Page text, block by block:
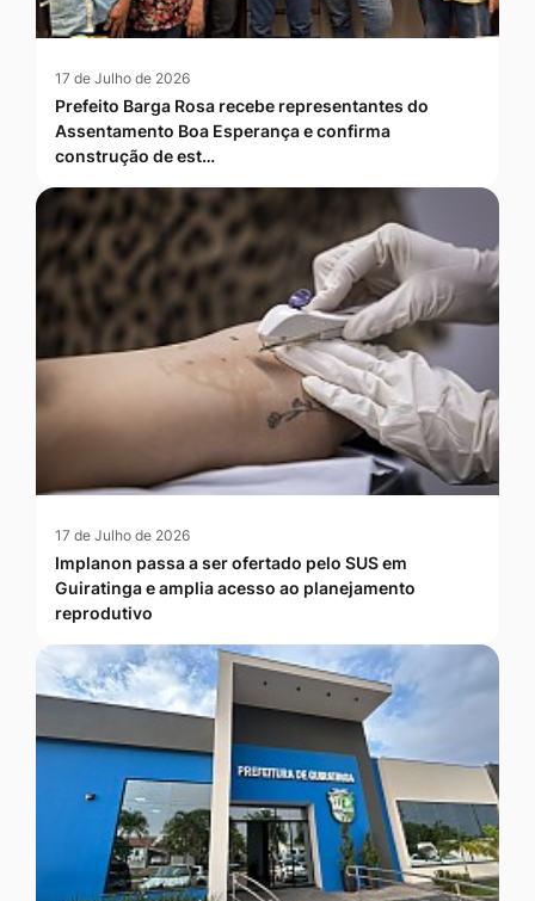
17 de Julho de 2026
Prefeito Barga Rosa recebe representantes do
Assentamento Boa Esperança e confirma
construção de est…
17 de Julho de 2026
Implanon passa a ser ofertado pelo SUS em
Guiratinga e amplia acesso ao planejamento
reprodutivo